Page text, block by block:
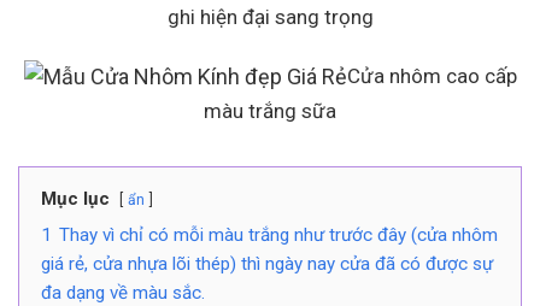
ghi hiện đại sang trọng
Cửa nhôm cao cấp
màu trắng sữa
Mục lục ẩn
1 Thay vì chỉ có mỗi màu trắng như trước đây (cửa nhôm
giá rẻ, cửa nhựa lõi thép) thì ngày nay cửa đã có được sự
đa dạng về màu sắc.